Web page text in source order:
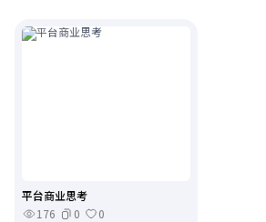
平台商业思考
176
0
0